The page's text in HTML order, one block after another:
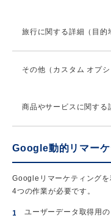
旅行に関する詳細（目的
その他（カスタム オプシ
商品やサービスに関する
Google動的リマー
Googleリマーケティング
4つの作業が必要です。
ユーザーデータ取得用